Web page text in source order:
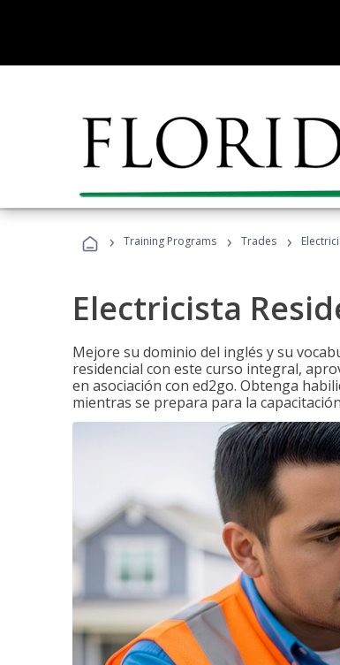
› Training Programs › Trades ›
Electricista
Mejore su dominio del inglés y su
residencial con este curso integral,
en asociación con ed2go. Obtenga
mientras se prepara para la